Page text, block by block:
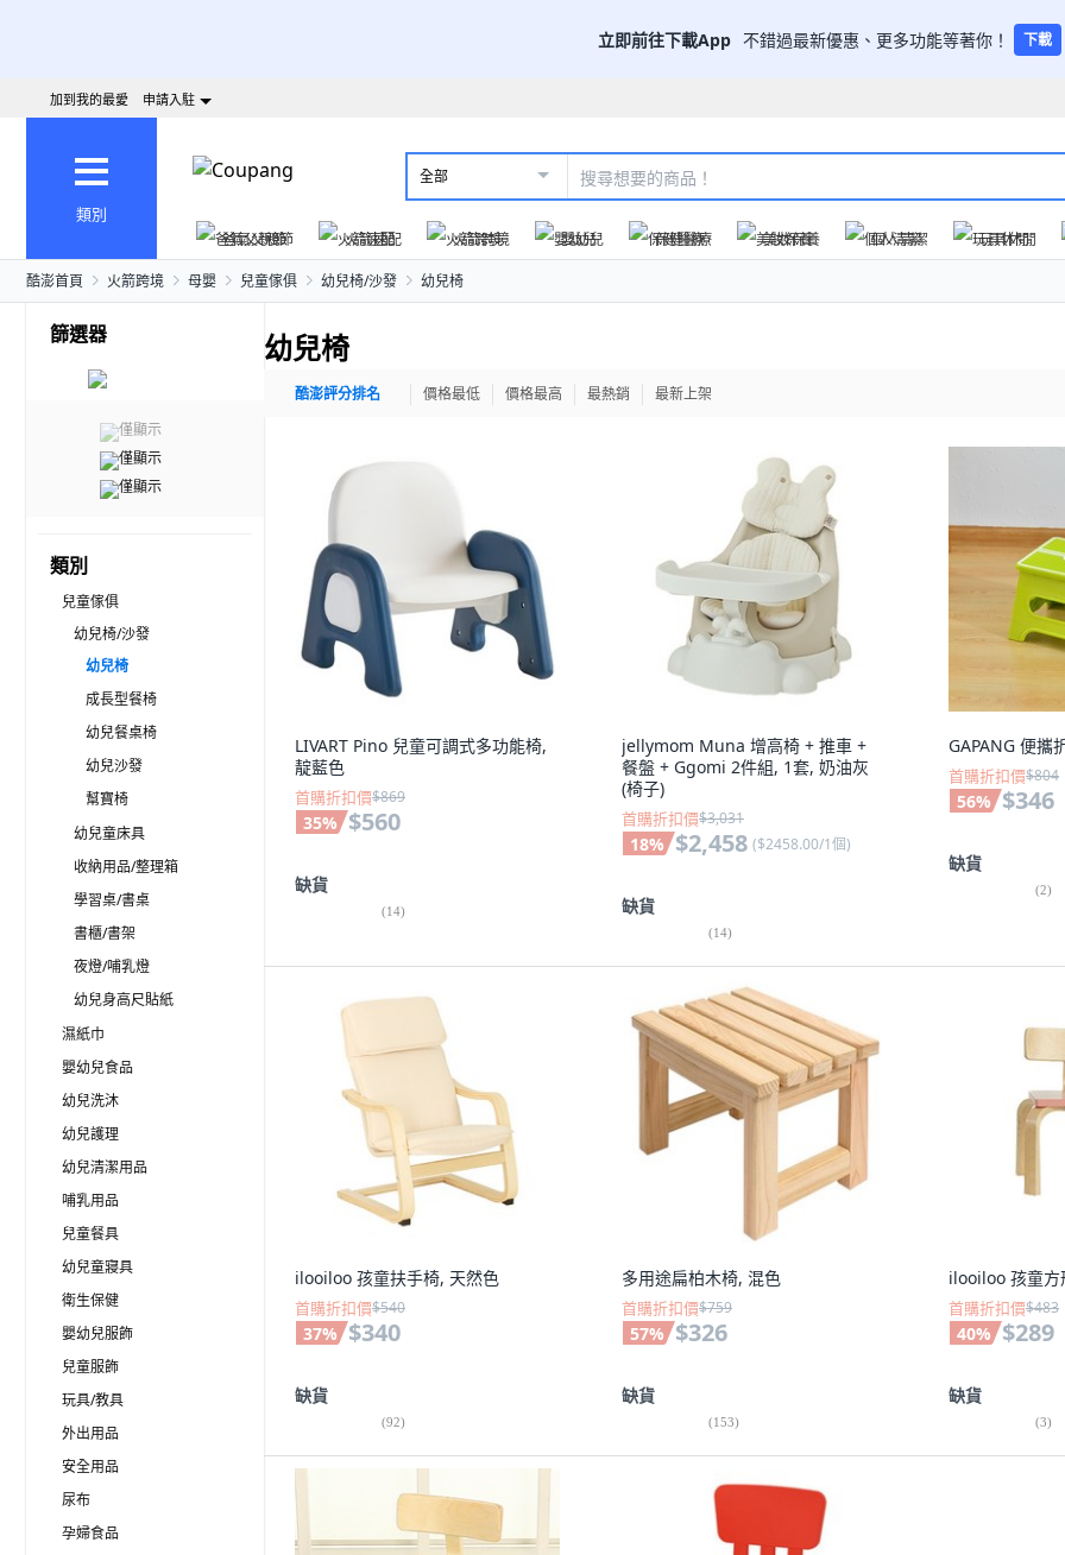
立即前往下載App 不錯過最新優惠、更多功能等著你！ 下載
加到我的最愛 申請入駐
類別
全部
爸氣父親節 火箭速配 火箭跨境 嬰幼兒 保健醫療 美妝保養 個人清潔 玩具休閒
酷澎首頁 火箭跨境 母嬰 兒童傢俱 幼兒椅/沙發 幼兒椅
篩選器
僅顯示
僅顯示
僅顯示
類別
兒童傢俱
幼兒椅/沙發
幼兒椅
成長型餐椅
幼兒餐桌椅
幼兒沙發
幫寶椅
幼兒童床具
收納用品/整理箱
學習桌/書桌
書櫃/書架
夜燈/哺乳燈
幼兒身高尺貼紙
濕紙巾
嬰幼兒食品
幼兒洗沐
幼兒護理
幼兒清潔用品
哺乳用品
兒童餐具
幼兒童寢具
衛生保健
嬰幼兒服飾
兒童服飾
玩具/教具
外出用品
安全用品
尿布
孕婦食品
幼兒椅
酷澎評分排名 價格最低 價格最高 最熱銷 最新上架
LIVART Pino 兒童可調式多功能椅,
靛藍色
首購折扣價$869
35% $560
缺貨
(14)
jellymom Muna 增高椅 + 推車 +
餐盤 + Ggomi 2件組, 1套, 奶油灰
(椅子)
首購折扣價$3,031
18% $2,458 ($2458.00/1個)
缺貨
(14)
GAPANG 便攜
首購折扣價$804
56% $346
缺貨
(2)
ilooiloo 孩童扶手椅, 天然色
首購折扣價$540
37% $340
缺貨
(92)
多用途扁柏木椅, 混色
首購折扣價$759
57% $326
缺貨
(153)
ilooiloo 孩童方
首購折扣價$483
40% $289
缺貨
(3)